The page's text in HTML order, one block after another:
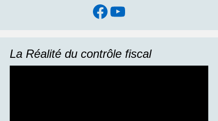
Facebook
YouTube
La Réalité du contrôle fiscal